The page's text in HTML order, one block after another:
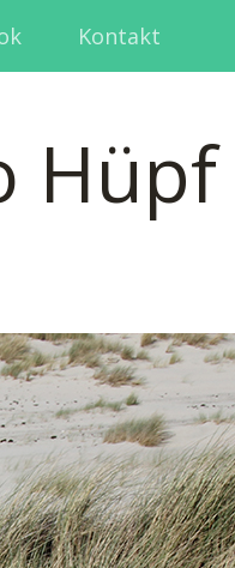
Kontakt
Hüpf